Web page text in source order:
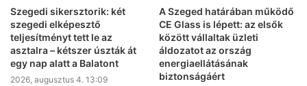
Szegedi sikersztorik: két
szegedi elképesztő
teljesítményt tett le az
asztalra – kétszer úszták át
egy nap alatt a Balatont
2026, augusztus 4. 13:09
A Szeged határában működő
CE Glass is lépett: az elsők
között vállaltak üzleti
áldozatot az ország
energiaellátásának
biztonságáért